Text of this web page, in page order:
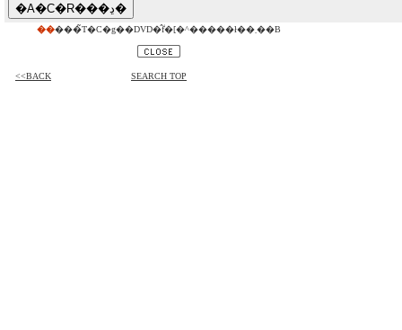
�� ���̃T�C�g��DVD�̂݃f�[�^�����ł��܂��B
<<BACK SEARCH TOP